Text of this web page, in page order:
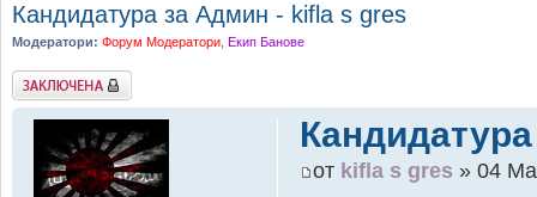
Кандидатура за Админ - kifla s gres
Модератори: Форум Модератори Екип Банове
Заключена
от kifla s gres » 04